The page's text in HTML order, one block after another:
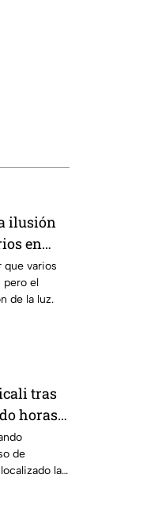
ilusión
en
que varios
pero el
de la luz.
tras
horas
de
la